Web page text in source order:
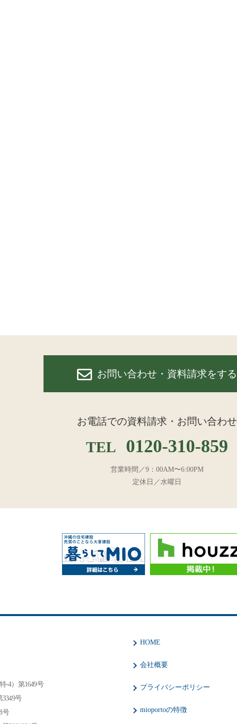
お問い合わせ・資料請求をする
お電話での資料請求・お問い合わせ
TEL 0120-310-859
営業時間／9：00AM〜6:00PM
定休日／水曜日
-4）第1649号
号
号
HOME
会社概要
プライバシーポリシー
mioportoの特徴